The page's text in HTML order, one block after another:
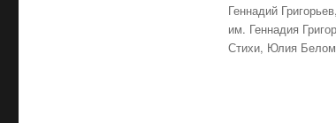
Метки
Геннадий Григорьев,
им. Геннадия
Стихи, Юлия